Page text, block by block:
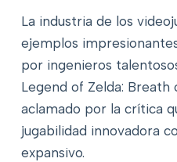
La industria de los
ejemplos
por ingenieros
Legend of Zelda: Breath
aclamado por la crítica
jugabilidad innovadora
expansivo.